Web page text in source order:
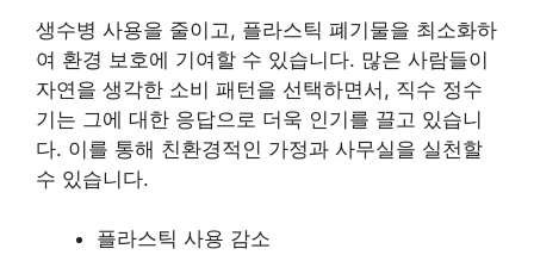
생수병 사용을 줄이고, 플라스틱 폐기물을 최소화하
여 환경 보호에 기여할 수 있습니다. 많은 사람들이
자연을 생각한 소비 패턴을 선택하면서, 직수 정수
기는 그에 대한 응답으로 더욱 인기를 끌고 있습니
다. 이를 통해 친환경적인 가정과 사무실을 실천할
수 있습니다.
플라스틱 사용 감소